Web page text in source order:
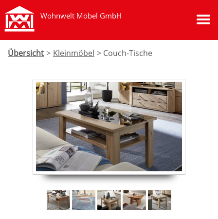
Wohnwelt Möbel GmbH
Übersicht > Kleinmöbel > Couch-Tische